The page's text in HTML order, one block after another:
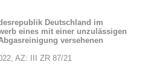
Deutschland im
eines mit einer unzulässigen
versehenen
AZ: III ZR 87/21